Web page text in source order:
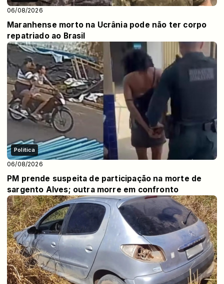
06/08/2026
Maranhense morto na Ucrânia pode não ter corpo
repatriado ao Brasil
Politica
06/08/2026
PM prende suspeita de participação na morte de
sargento Alves; outra morre em confronto